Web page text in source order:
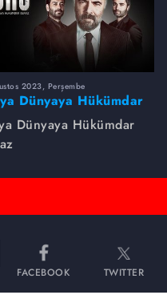
2023, Perşembe
Dünyaya Hükümdar
dizsinin en çok
sahneleri
Dünyaya Hükümdar
FACEBOOK TWITTER